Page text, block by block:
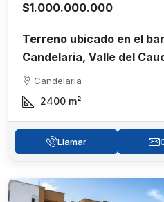
$1.000.000.000
Terreno ubicado en el
Candelaria, Valle del
Candelaria
2400 m²
Llamar